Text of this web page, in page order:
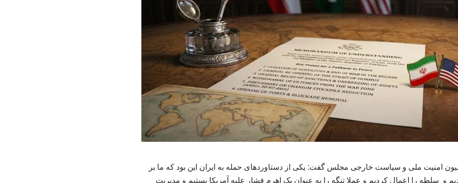
امنیت ملی و سیاست خارجی مجلس گفت: یکی از دستاوردهای حمله به ایران این بود که ما بر
و سلطه را اعمال کردیم و عملا تنگه را به عنوان یک اهرم فشار علیه آمریکا بستیم و مدیریت